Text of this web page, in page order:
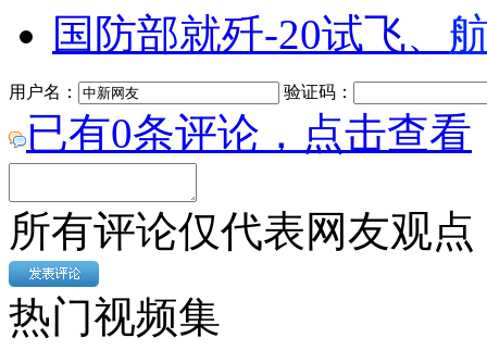
纽约上演“枕头大战”
司机酒驾遇交警 急速倒车逃窜
国防部就歼-20试飞、
用户名： 验证码：
已有0条评论，点击查看
所有评论仅代表网友观
热门视频集